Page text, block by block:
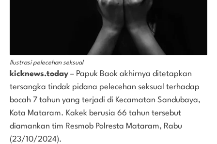
Ilustrasi pelecehan seksual
kicknews.today – Papuk Baok akhirnya ditetapkan
tersangka tindak pidana pelecehan seksual terhadap
bocah 7 tahun yang terjadi di Kecamatan Sandubaya,
Kota Mataram. Kakek berusia 66 tahun tersebut
diamankan tim Resmob Polresta Mataram, Rabu
(23/10/2024).